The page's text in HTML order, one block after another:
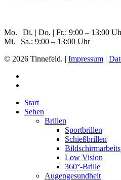
Mo. | Di. | Do. | Fr.: 9:00 – 13:00
Mi. | Sa.: 9:00 – 13:00 Uhr
© 2026 Tinnefeld. | Impressum |
Start
Sehen
Brillen
Sportbrillen
Schießbrillen
Low Vision
360°-Brille
Augengesundheit